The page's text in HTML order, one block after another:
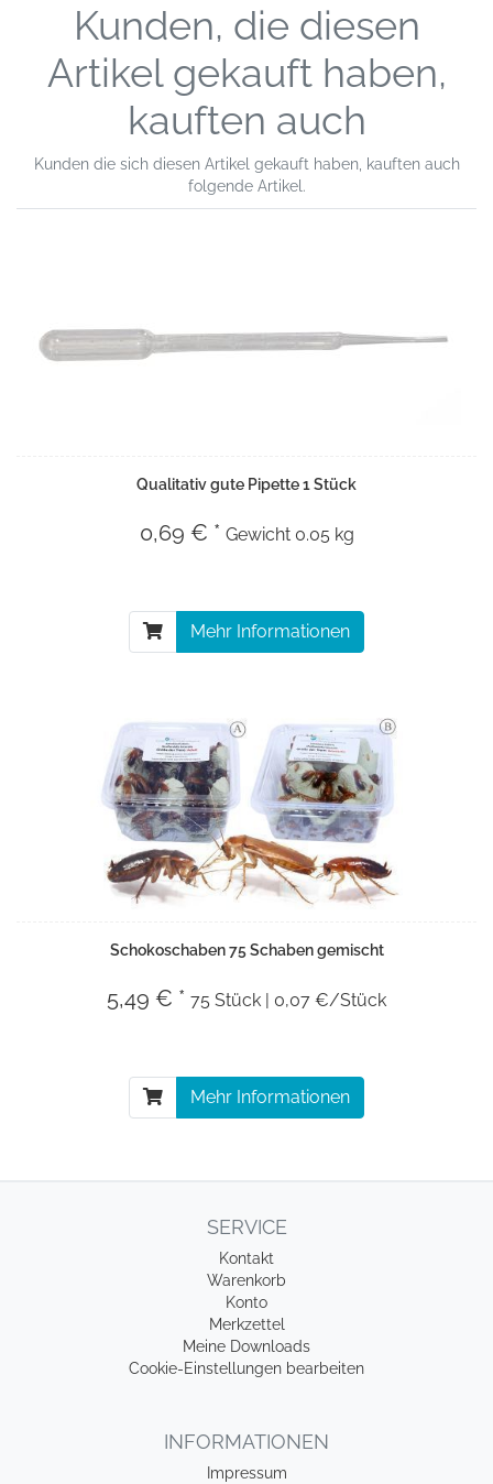
Kunden, die diesen
Artikel gekauft haben,
kauften auch
Kunden die sich diesen Artikel gekauft haben, kauften auch
folgende Artikel.
Qualitativ gute Pipette 1 Stück
0,69 € * Gewicht 0.05 kg
Mehr Informationen
Schokoschaben 75 Schaben gemischt
5,49 € * 75 Stück | 0,07 €/Stück
Mehr Informationen
SERVICE
Kontakt
Warenkorb
Konto
Merkzettel
Meine Downloads
Cookie-Einstellungen bearbeiten
INFORMATIONEN
Impressum